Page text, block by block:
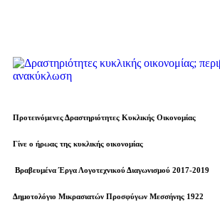
Προτεινόμενες Δραστηριότητες Κυκλικής Οικονομίας
Γίνε ο ήρωας της κυκλικής οικονομίας
Βραβευµένα Έργα Λογοτεχνικού Διαγωνισμού 2017-2019
Δημοτολόγιο Μικρασιατών Προσφύγων Μεσσήνης 1922